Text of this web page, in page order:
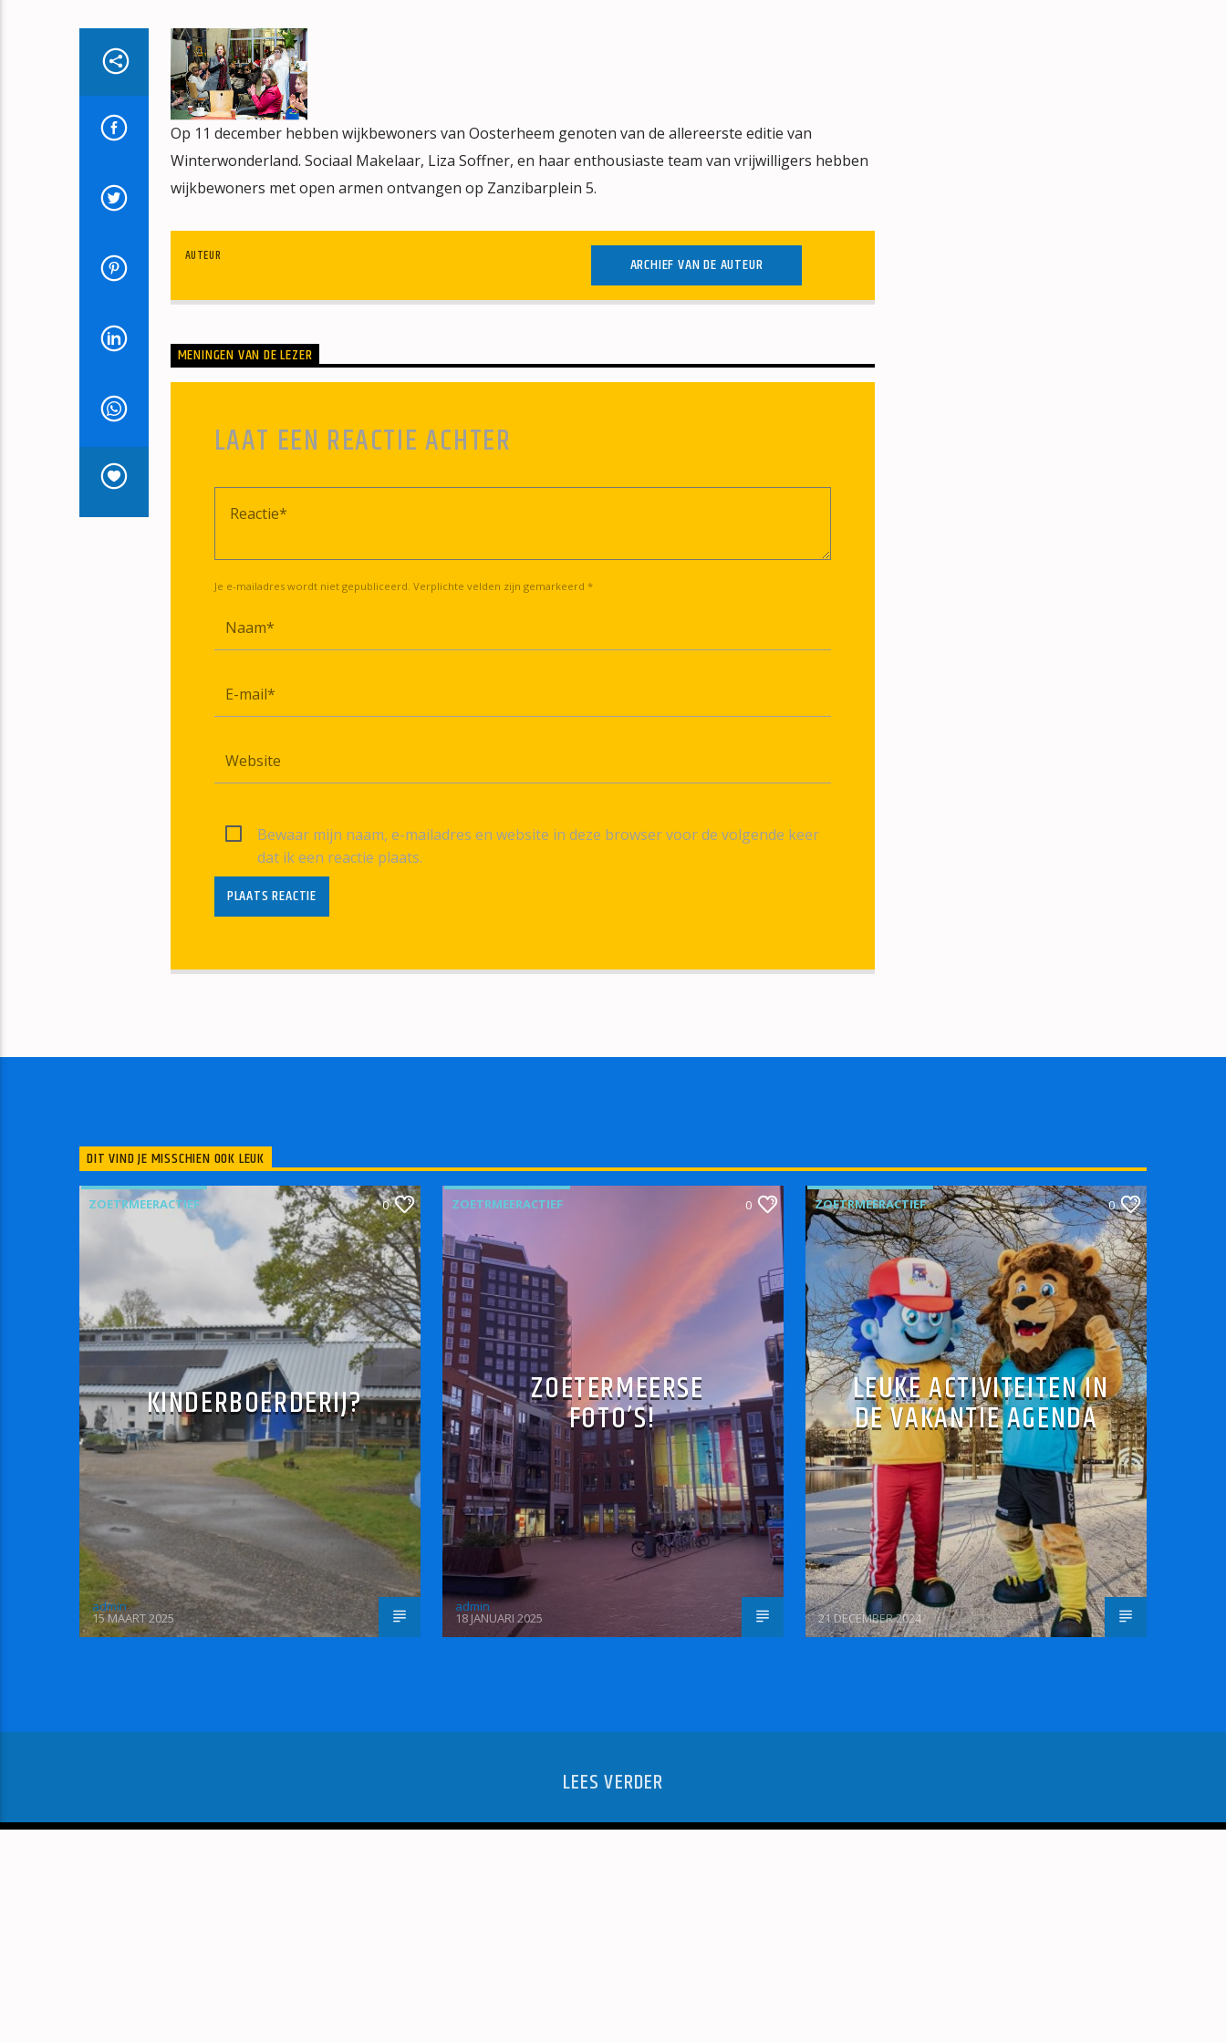
Op 11 december hebben wijkbewoners van Oosterheem genoten van de allereerste editie van
Winterwonderland. Sociaal Makelaar, Liza Soffner, en haar enthousiaste team van vrijwilligers hebben
wijkbewoners met open armen ontvangen op Zanzibarplein 5.
AUTEUR ARCHIEF VAN DE AUTEUR
MENINGEN VAN DE LEZER
LAAT EEN REACTIE ACHTER
Je e-mailadres wordt niet gepubliceerd. Verplichte velden zijn gemarkeerd *
Bewaar mijn naam, e-mailadres en website in deze browser voor de volgende keer
dat ik een reactie plaats.
DIT VIND JE MISSCHIEN OOK LEUK
ZOETRMEERACTIEF 0
KINDERBOERDERIJ?
admin
15 MAART 2025
ZOETRMEERACTIEF 0
ZOETERMEERSE
FOTO’S!
admin
18 JANUARI 2025
ZOETRMEERACTIEF 0
LEUKE ACTIVITEITEN IN
DE VAKANTIE AGENDA
21 DECEMBER 2024
LEES VERDER